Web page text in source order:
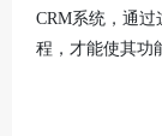
CRM系统，通
程，才能使其功